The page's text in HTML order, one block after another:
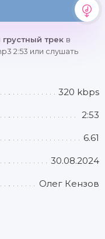
трек в
2:53 или слушать
320 kbps
2:53
6.61
30.08.2024
Олег Кензов